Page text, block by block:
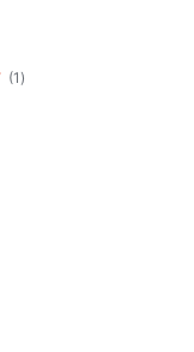
(1 celkové
hodnocení
)